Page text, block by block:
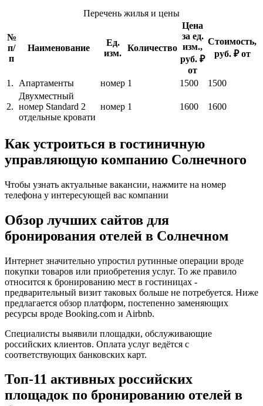
Перечень жилья и цены
№
п/
п
Наименование
Ед.
изм.
Количество
Цена
за ед.
изм.,
руб. ₽
от
Стоимость,
руб. ₽ от
1. Апартаменты номер 1 1500 1500
2.
Двухместный
номер Standard 2
отдельные кровати
номер 1 1600 1600
Как устроиться в гостиничную
управляющую компанию Солнечного
Чтобы узнать актуальные вакансии, нажмите на номер
телефона у интересующей вас компании
Обзор лучших сайтов для
бронирования отелей в Солнечном
Интернет значительно упростил рутинные операции вроде
покупки товаров или приобретения услуг. То же правило
относится к бронированию мест в гостиницах -
предварительный визит таковых больше не потребуется. Ниже
предлагается обзор платформ, постепенно заменяющих
ресурсы вроде Booking.com и Airbnb.
Специалисты выявили площадки, обслуживающие
российских клиентов. Оплата услуг ведётся с
соответствующих банковских карт.
Топ-11 активных российских
площадок по бронированию отелей в